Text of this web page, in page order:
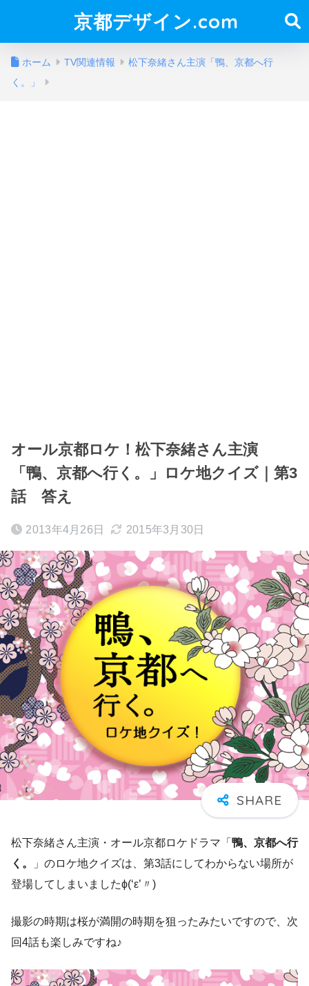
京都デザイン.com
ホーム TV関連情報
松下奈緒さん主演「鴨、京都へ行
く。」
オール京都ロケ！松下奈緒さん主演
「鴨、京都へ行く。」ロケ地クイズ｜第3
話 答え
2013年4月26日 2015年3月30日
松下奈緒さん主演・オール京都ロケドラマ「 鴨、京都へ行
く。
」のロケ地クイズは、第3話にしてわからない場所が
登場してしまいましたϕ(‘ε’〃)
撮影の時期は桜が満開の時期を狙ったみたいですので、次
回4話も楽しみですね♪